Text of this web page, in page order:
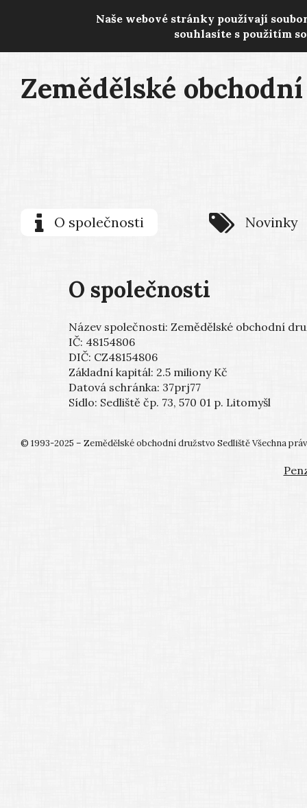
Naše webové stránky používají
souhlasíte s použitím
Zemědělské
O společnosti Novinky
O společnosti
Název společnosti: Zemědělské obchodní
IČ: 48154806
DIČ: CZ48154806
Základní kapitál: 2.5 miliony Kč
Datová schránka: 37prj77
Sídlo: Sedliště čp. 73, 570 01 p. Litomyšl
© 1993-2025 – Zemědělské obchodní družstvo Sedliště Všechna